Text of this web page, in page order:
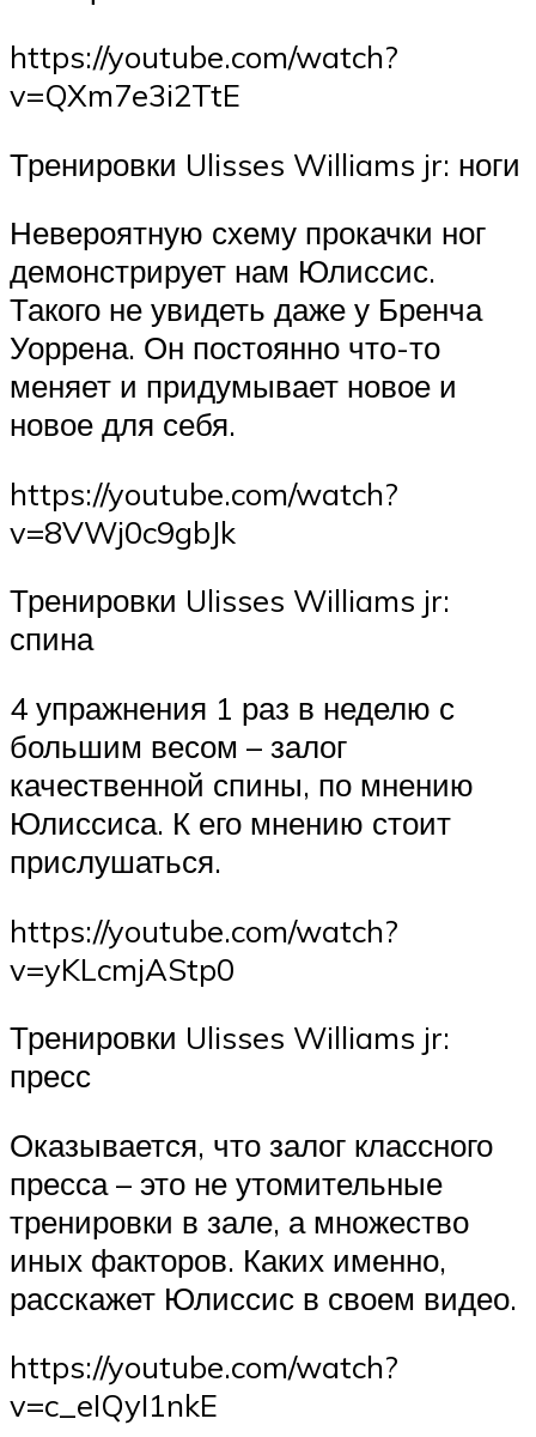
https://youtube.com/watch?
v=QXm7e3i2TtE
Тренировки Ulisses Williams jr: ноги
Невероятную схему прокачки ног
демонстрирует нам Юлиссис.
Такого не увидеть даже у Бренча
Уоррена. Он постоянно что-то
меняет и придумывает новое и
новое для себя.
https://youtube.com/watch?
v=8VWj0c9gbJk
Тренировки Ulisses Williams jr:
спина
4 упражнения 1 раз в неделю с
большим весом – залог
качественной спины, по мнению
Юлиссиса. К его мнению стоит
прислушаться.
https://youtube.com/watch?
v=yKLcmjAStp0
Тренировки Ulisses Williams jr:
пресс
Оказывается, что залог классного
пресса – это не утомительные
тренировки в зале, а множество
иных факторов. Каких именно,
расскажет Юлиссис в своем видео.
https://youtube.com/watch?
v=c_eIQyI1nkE